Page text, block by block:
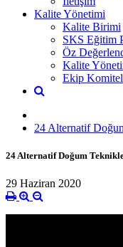
Kalite Yönetimi
Kalite Birimi
SKS Eğitim
Öz
Kalite
Ekip
24 Alternatif
24 Alternatif Doğum
29 Haziran 2020